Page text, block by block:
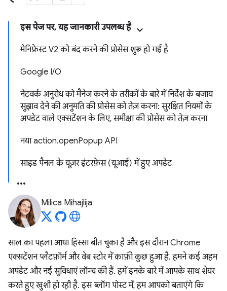
इस पेज पर, यह जानकारी उपलब्ध है
मेनिफ़ेस्ट V2 को बंद करने की प्रोसेस शुरू हो गई है
Google I/O
नेटवर्क अनुरोध को मैनेज करने के तरीकों के बारे में निर्देश के बजाय
सुझाव देने की अनुमति की प्रोसेस को तेज़ करना: सुरक्षित नियमों के
अपडेट वाले एक्सटेंशन के लिए, समीक्षा की प्रोसेस को तेज़ करना
नया action.openPopup API
साइड पैनल के यूज़र इंटरफ़ेस (यूआई) में हुए अपडेट
Milica Mihajlija
साल का पहला आधा हिस्सा बीत चुका है और इस दौरान Chrome
एक्सटेंशन प्लैटफ़ॉर्म और वेब स्टोर में काफ़ी कुछ हुआ है. हमने कई अहम
अपडेट और नई सुविधाएं लॉन्च की हैं. हमें इनके बारे में आपके साथ शेयर
करते हुए खुशी हो रही है. इस ब्लॉग पोस्ट में, हम आपको बताएंगे कि